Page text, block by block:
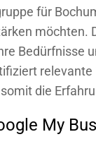
für
Bedürfnisse
die
My